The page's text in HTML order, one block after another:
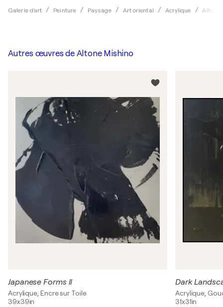
Galerie d'art Peinture Paysage Art oriental Acrylique Altone
Autres œuvres de Altone Mishino
Japanese Forms II
Acrylique, Encre sur Toile
39x39in
Dark
Acrylique,
31x31in